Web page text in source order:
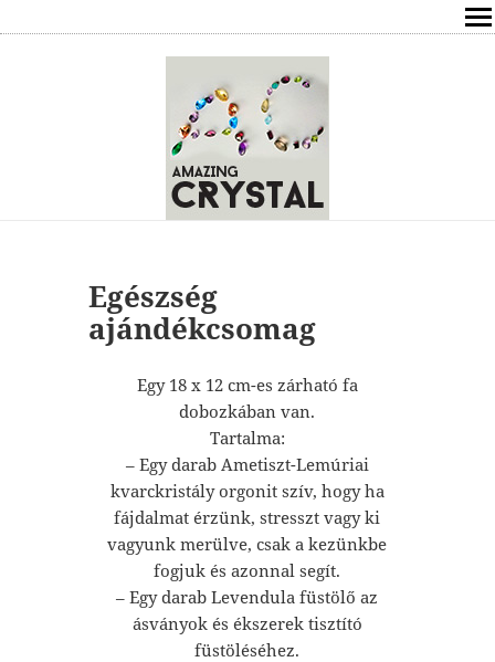
ÍRÁSOK
ÁSVÁNYOK HATÁSAI
ELÉRHETŐSÉG
ONLINE GYÓGYÍTÁS,TANÁCSADÁS
FREE
VÁSÁRLÁS / KOSÁR
Egészség
ajándékcsomag
Egy 18 x 12 cm-es zárható fa
dobozkában van.
Tartalma:
– Egy darab Ametiszt-Lemúriai
kvarckristály orgonit szív, hogy ha
fájdalmat érzünk, stresszt vagy ki
vagyunk merülve, csak a kezünkbe
fogjuk és azonnal segít.
– Egy darab Levendula füstölő az
ásványok és ékszerek tisztító
füstöléséhez.